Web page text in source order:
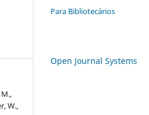
W.,
Para Bibliotecários
Open Journal Systems